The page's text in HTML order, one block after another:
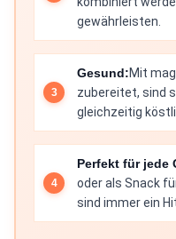
gewährleisten.
Gesund:Mit
zubereitet, sind
gleichzeitig
Perfekt für jede
oder als Snack
sind immer ein